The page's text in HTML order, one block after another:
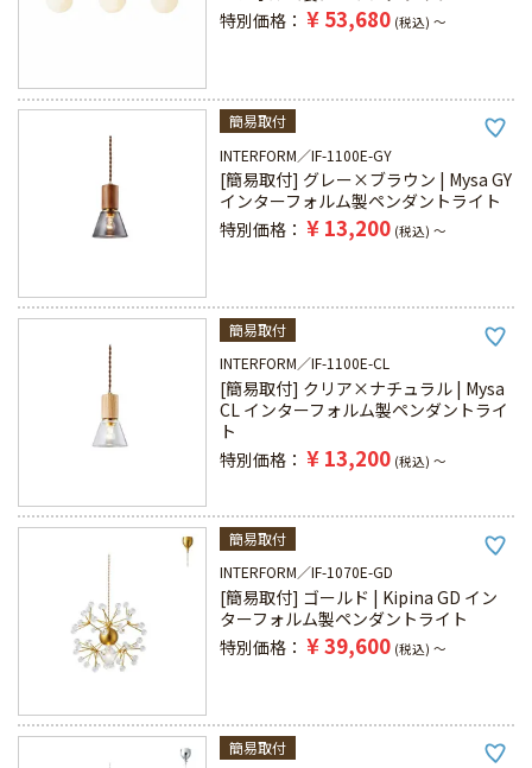
特別価格
¥ 53,680 税込 〜
簡易取付
INTERFORM
IF-1100E-GY
[簡易取付] グレー×ブラウン | Mysa GY
インターフォルム製ペンダントライト
特別価格
¥ 13,200 税込 〜
簡易取付
INTERFORM
IF-1100E-CL
[簡易取付] クリア×ナチュラル | Mysa
CL インターフォルム製ペンダントライ
ト
特別価格
¥ 13,200 税込 〜
簡易取付
INTERFORM
IF-1070E-GD
[簡易取付] ゴールド | Kipina GD イン
ターフォルム製ペンダントライト
特別価格
¥39,600 税込 〜
簡易取付